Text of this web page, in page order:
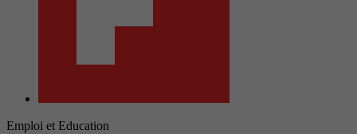
Emploi et Education